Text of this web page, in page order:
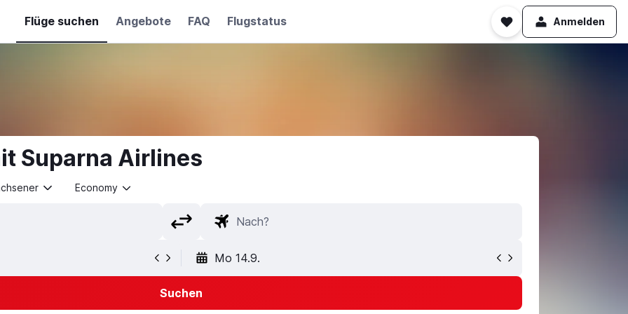
Flüge suchen Angebote FAQ Flugstatus Anmelden
Suparna Airlines
Economy
Mo 14.9.
Suchen